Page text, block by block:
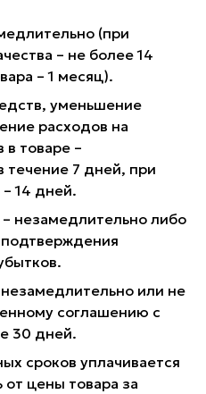
(при
– не более 14
– 1 месяц).
уменьшение
расходов на
в товаре –
течение 7 дней, при
14 дней.
незамедлительно либо
или не
соглашению с
30 дней.
сроков уплачивается
от цены товара за